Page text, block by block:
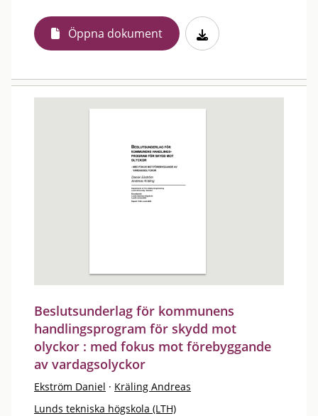
Öppna dokument
Beslutsunderlag för kommunens
handlingsprogram för skydd mot
olyckor : med fokus mot förebyggande
av vardagsolyckor
Ekström Daniel · Kräling Andreas
Lunds tekniska högskola (LTH)